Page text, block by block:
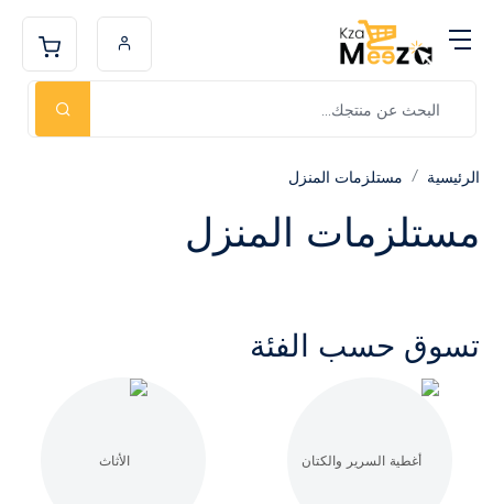
الرئيسية مستلزمات المنزل
مستلزمات المنزل
تسوق حسب الفئة